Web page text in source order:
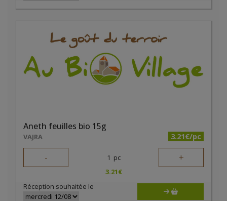
Aneth feuilles bio 15g
VAJRA 3.21€/pc
- 1 pc +
3.21€
Réception souhaitée le